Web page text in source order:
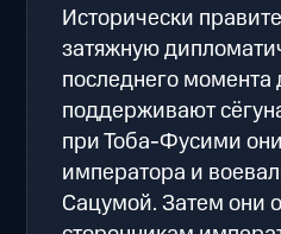
Исторически
затяжную
последнего момента
поддерживают
при Тоба-Фусими
императора и
Сацумой. Затем они